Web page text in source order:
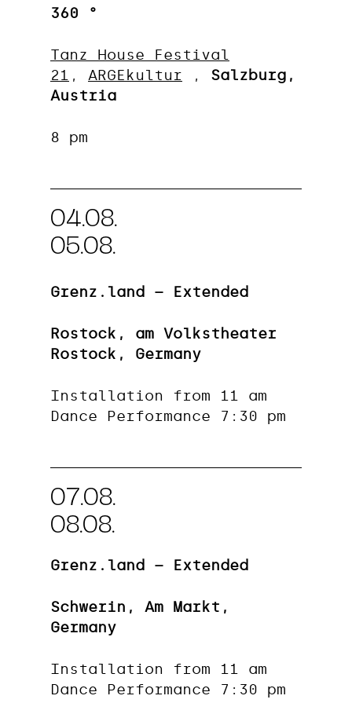
360 °
Tanz_House Festival
21 , ARGEkultur , Salzburg,
Austria
8 pm
04.08.
05.08.
Grenz.land – Extended
Rostock, am Volkstheater
Rostock, Germany
Installation from 11 am
Dance Performance 7:30 pm
07.08.
08.08.
Grenz.land – Extended
Schwerin, Am Markt,
Germany
Installation from 11 am
Dance Performance 7:30 pm